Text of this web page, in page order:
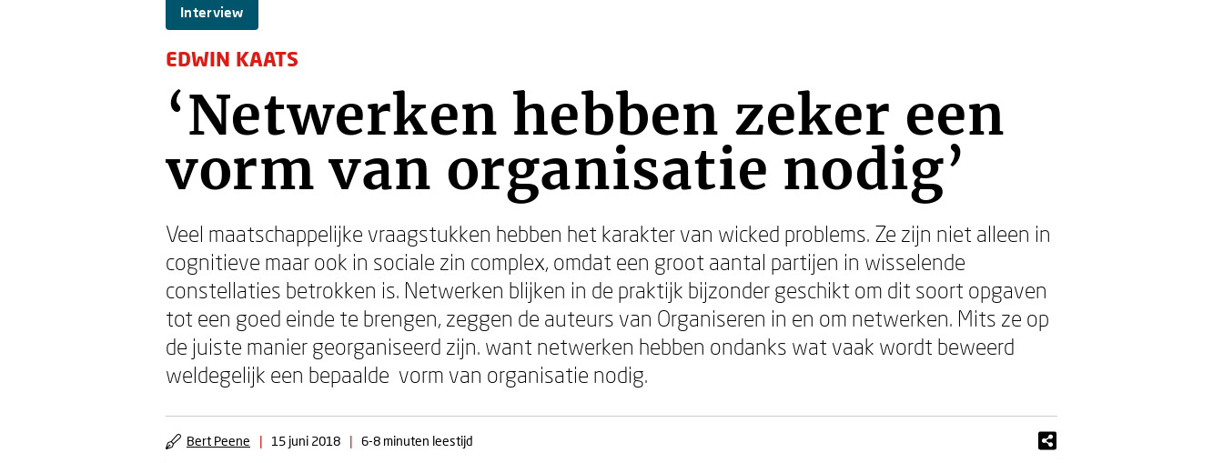
Interview
EDWIN KAATS
‘Netwerken hebben zeker een
vorm van organisatie nodig’
Veel maatschappelijke vraagstukken hebben het karakter van wicked problems. Ze zijn niet alleen in
cognitieve maar ook in sociale zin complex, omdat een groot aantal partijen in wisselende
constellaties betrokken is. Netwerken blijken in de praktijk bijzonder geschikt om dit soort opgaven
tot een goed einde te brengen, zeggen de auteurs van Organiseren in en om netwerken. Mits ze op
de juiste manier georganiseerd zijn. want netwerken hebben ondanks wat vaak wordt beweerd
weldegelijk een bepaalde vorm van organisatie nodig.
Bert Peene | 15 juni 2018 | 6-8 minuten leestijd